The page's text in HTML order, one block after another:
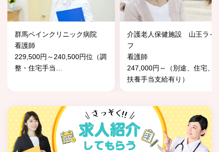
群馬ペインクリニック病院
看護師
229,500円～240,500円位（調
整・住宅手当…
介護老人保健施設 山王ライ
フ
看護師
247,000円～（別途、住宅、
扶養手当支給有り）